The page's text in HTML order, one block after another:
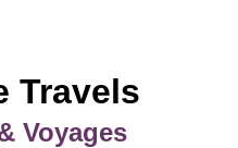
Travels
Voyages